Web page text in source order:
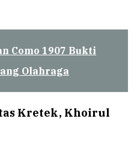
Como 1907 Bukti
Olahraga
Kretek, Khoirul